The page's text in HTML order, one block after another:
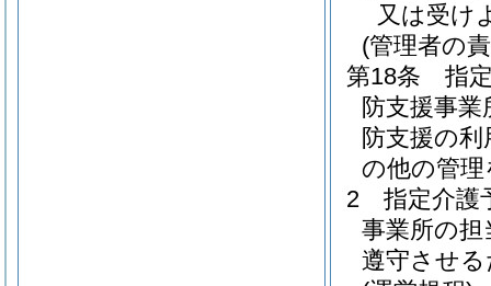
又は受け
(管理者の
第18条
指
防支援事
防支援の
の他の管
2
指定介護
事業所の
遵守させ